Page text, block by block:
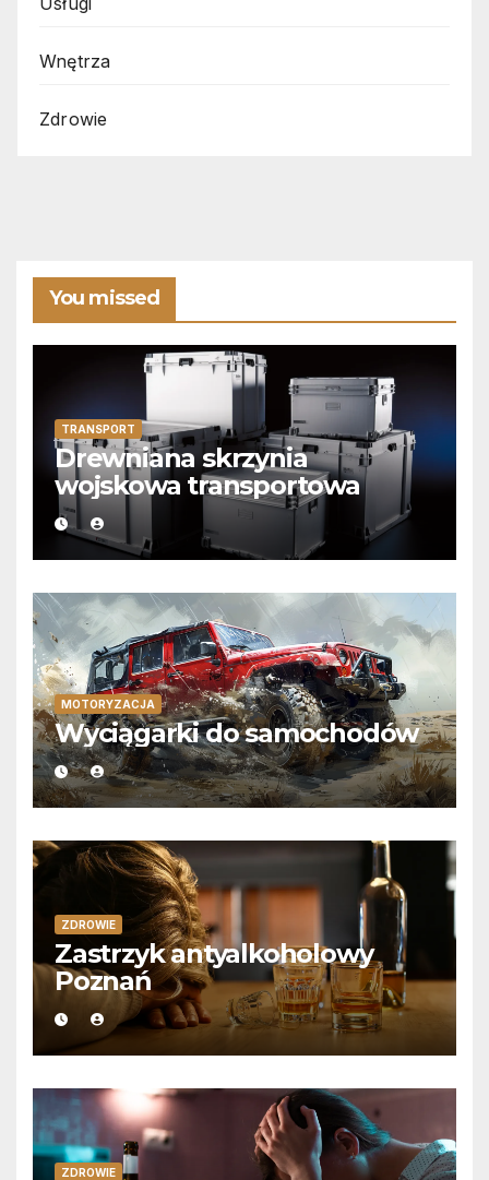
Wnętrza
Zdrowie
You missed
TRANSPORT
Drewniana skrzynia
wojskowa transportowa
MOTORYZACJA
Wyciągarki do samochodów
ZDROWIE
Zastrzyk antyalkoholowy
Poznań
ZDROWIE